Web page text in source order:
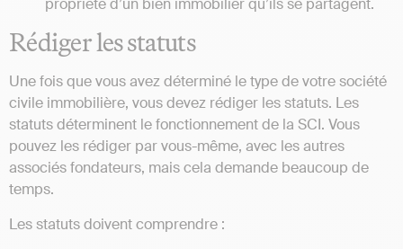
propriété d’un bien immobilier qu’ils se partagent.
Rédiger les statuts
Une fois que vous avez déterminé le type de votre société
civile immobilière, vous devez rédiger les statuts. Les
statuts déterminent le fonctionnement de la SCI. Vous
pouvez les rédiger par vous-même, avec les autres
associés fondateurs, mais cela demande beaucoup de
temps.
Les statuts doivent comprendre :